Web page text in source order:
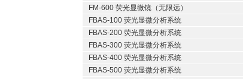
FM-600 荧光显微镜（无限远）
FBAS-100 荧光显微分析系统
FBAS-200 荧光显微分析系统
FBAS-300 荧光显微分析系统
FBAS-400 荧光显微分析系统
FBAS-500 荧光显微分析系统